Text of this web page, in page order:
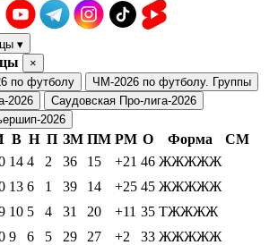
▾
×
по футболу
ЧМ-2026 по футболу. Группы
2026
Саудовская Про-лига-2026
2026
В Н П ЗМ ПМ РМ О Форма
СМ
14 4 2 36 15 +21 46 ЖЖЖЖЖ
13 6 1 39 14 +25 45 ЖЖЖЖЖ
10 5 4 31 20 +11 35 ТЖЖЖЖ
9 6 5 29 27 +2 33 ЖЖЖЖЖ